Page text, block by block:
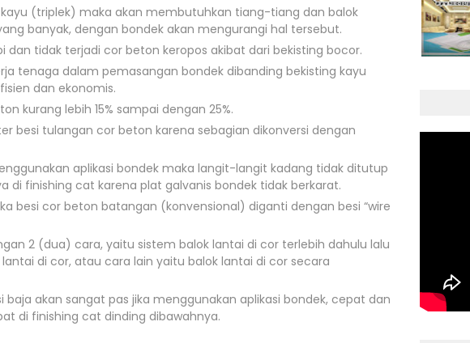
(triplek) maka akan membutuhkan tiang-tiang dan balok
banyak, dengan bondek akan mengurangi hal tersebut.
dan tidak terjadi cor beton keropos akibat dari bekisting bocor.
tenaga dalam pemasangan bondek dibanding bekisting kayu
dan ekonomis.
kurang lebih 15% sampai dengan 25%.
besi tulangan cor beton karena sebagian dikonversi dengan
aplikasi bondek maka langit-langit kadang tidak ditutup
di finishing cat karena plat galvanis bondek tidak berkarat.
besi cor beton batangan (konvensional) diganti dengan besi “wire
2 (dua) cara, yaitu sistem balok lantai di cor terlebih dahulu lalu
di cor, atau cara lain yaitu balok lantai di cor secara
baja akan sangat pas jika menggunakan aplikasi bondek, cepat dan
di finishing cat dinding dibawahnya.